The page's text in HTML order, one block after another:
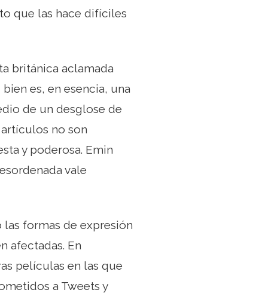
que las hace difíciles
británica aclamada
es, en esencia, una
de un desglose de
no son
y poderosa. Emin
vale
formas de expresión
afectadas. En
películas en las que
a Tweets y